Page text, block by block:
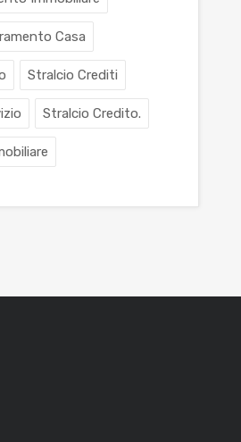
Casa
Stralcio Crediti
Stralcio Credito.